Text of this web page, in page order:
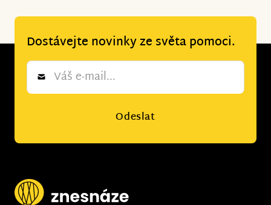
Dostávejte novinky ze světa pomoci.
Newsletter
Odeslat